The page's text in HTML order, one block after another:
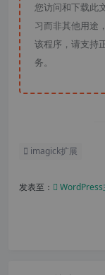
您访问和下载此
习而非其他用途
该程序，请支持
务。
imagick扩展
发表至： WordPress